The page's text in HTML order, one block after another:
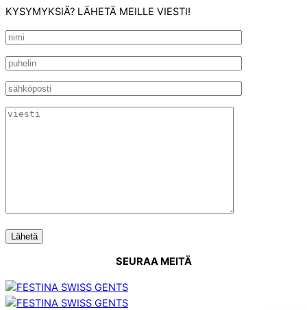
KYSYMYKSIÄ? LÄHETÄ MEILLE VIESTI!
SEURAA MEITÄ